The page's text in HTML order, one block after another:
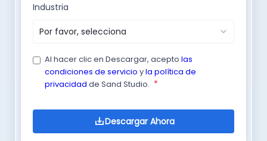
Industria
Al hacer clic en Descargar, acepto las
condiciones de servicio yla política de
privacidad de Sand Studio. *